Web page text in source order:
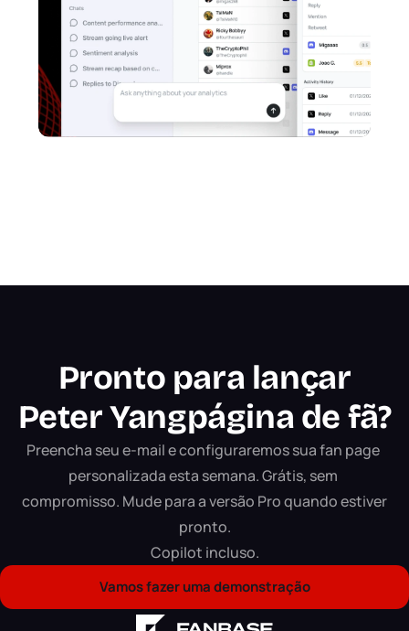
Pronto para lançar
Peter Yangpágina de fã?
Preencha seu e-mail e configuraremos sua fan page
personalizada esta semana. Grátis, sem
compromisso. Mude para a versão Pro quando estiver
pronto.
Copilot incluso.
Vamos fazer uma demonstração